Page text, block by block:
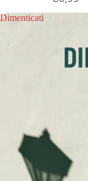
Dimenticati